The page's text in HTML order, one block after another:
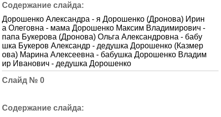
Дорошенко Александра - я Дорошенко (Дронова) Ирин
а Олеговна - мама Дорошенко Максим Владимирович -
папа Букерова (Дронова) Ольга Александровна - бабу
шка Букеров Александр - дедушка Дорошенко (Казмер
ова) Марина Алексеевна - бабушка Дорошенко Владим
ир Иванович - дедушка Дорошенко
0